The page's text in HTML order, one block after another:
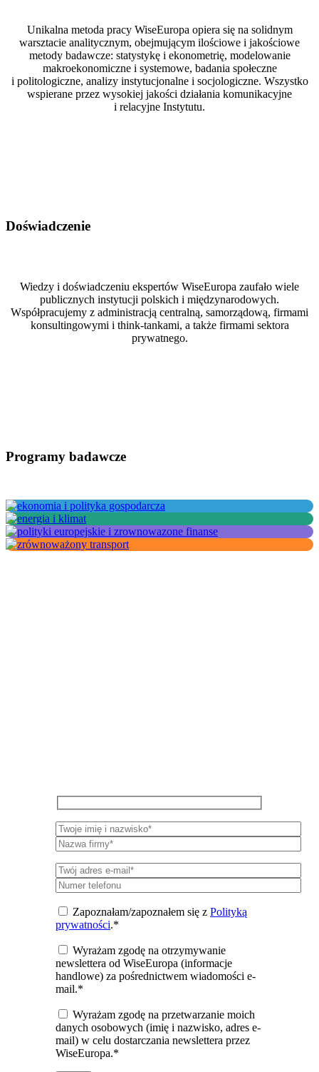
Unikalna metoda pracy WiseEuropa opiera się na solidnym
warsztacie analitycznym, obejmującym ilościowe i jakościowe
metody badawcze: statystykę i ekonometrię, modelowanie
makroekonomiczne i systemowe, badania społeczne
i politologiczne, analizy instytucjonalne i socjologiczne. Wszystko
wspierane przez wysokiej jakości działania komunikacyjne
i relacyjne Instytutu.
Doświadczenie
Wiedzy i doświadczeniu ekspertów WiseEuropa zaufało wiele
publicznych instytucji polskich i międzynarodowych.
Współpracujemy z administracją centralną, samorządową, firmami
konsultingowymi i think-tankami, a także firmami sektora
prywatnego.
Programy badawcze
Zapoznałam/zapoznałem się z Polityką
prywatności.*
Wyrażam zgodę na otrzymywanie
newslettera od WiseEuropa (informacje
handlowe) za pośrednictwem wiadomości e-
mail.*
Wyrażam zgodę na przetwarzanie moich
danych osobowych (imię i nazwisko, adres e-
mail) w celu dostarczania newslettera przez
WiseEuropa.*